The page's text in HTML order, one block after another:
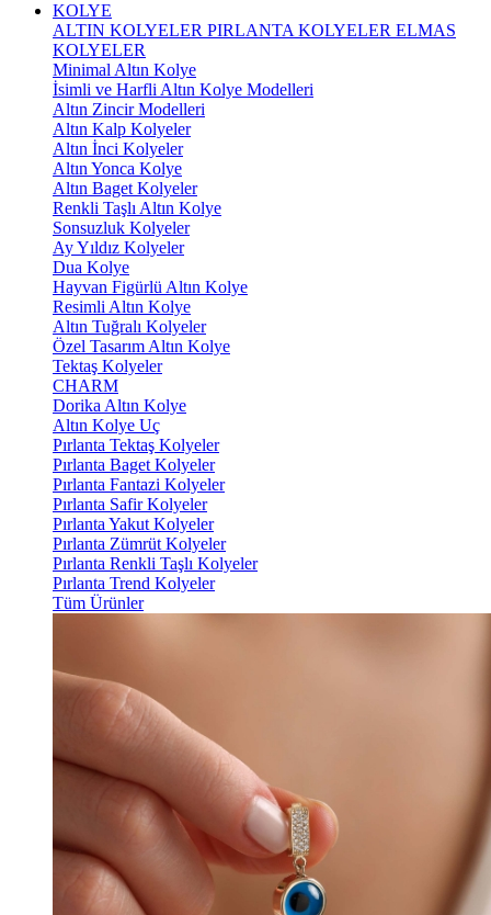
KOLYE
ALTIN KOLYELER PIRLANTA KOLYELER ELMAS
KOLYELER
Minimal Altın Kolye
İsimli ve Harfli Altın Kolye Modelleri
Altın Zincir Modelleri
Altın Kalp Kolyeler
Altın İnci Kolyeler
Altın Yonca Kolye
Altın Baget Kolyeler
Renkli Taşlı Altın Kolye
Sonsuzluk Kolyeler
Ay Yıldız Kolyeler
Dua Kolye
Hayvan Figürlü Altın Kolye
Resimli Altın Kolye
Altın Tuğralı Kolyeler
Özel Tasarım Altın Kolye
Tektaş Kolyeler
CHARM
Dorika Altın Kolye
Altın Kolye Uç
Pırlanta Tektaş Kolyeler
Pırlanta Baget Kolyeler
Pırlanta Fantazi Kolyeler
Pırlanta Safir Kolyeler
Pırlanta Yakut Kolyeler
Pırlanta Zümrüt Kolyeler
Pırlanta Renkli Taşlı Kolyeler
Pırlanta Trend Kolyeler
Tüm Ürünler